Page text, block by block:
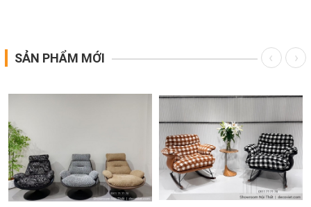
SẢN PHẨM MỚI